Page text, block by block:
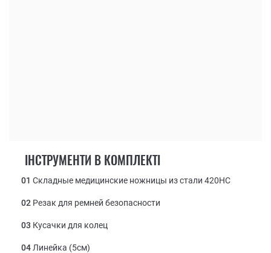
ІНСТРУМЕНТИ В КОМПЛЕКТІ
01 Складные медицинские ножницы из стали 420НС
02 Резак для ремней безопасности
03 Кусачки для колец
04 Линейка (5см)